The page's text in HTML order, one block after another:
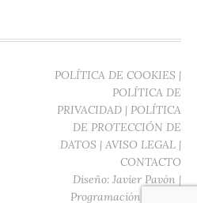
POLÍTICA DE COOKIES |
POLÍTICA DE
PRIVACIDAD | POLÍTICA
DE PROTECCIÓN DE
DATOS | AVISO LEGAL |
CONTACTO
Diseño: Javier Pavón |
Programación: